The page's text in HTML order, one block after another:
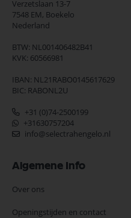
Verzetslaan 13-7
7548 EM, Boekelo
Nederland
BTW: NL001406482B41
KVK: 60566981
IBAN: NL21RABO0145617629
BIC: RABONL2U
+31 (0)74-2500199
+31630757204
info@selectrahengelo.nl
Algemene Info
Over ons
Openingstijden en contact